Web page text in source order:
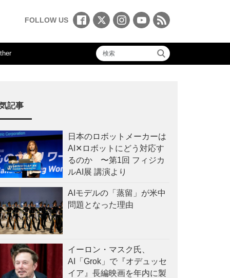
FOLLOW US
記事
日本のロボットメーカーは
AI✕ロボットにどう対応す
るのか 〜第1回 フィジカ
ルAI展 講演より
AIモデルの「蒸留」が米中
問題となった理由
イーロン・マスク氏、
AI「Grok」で『オデュッセ
イア』長編映画を年内に製